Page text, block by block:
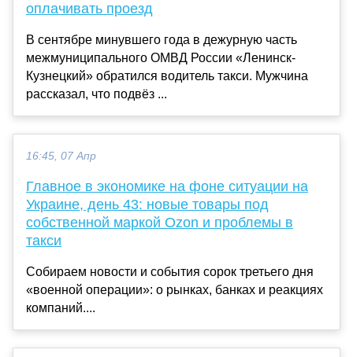
оплачивать проезд
В сентябре минувшего года в дежурную часть
межмуниципального ОМВД России «Ленинск-
Кузнецкий» обратился водитель такси. Мужчина
рассказал, что подвёз ...
16:45, 07 Апр
Главное в экономике на фоне ситуации на
Украине, день 43: новые товары под
собственной маркой Ozon и проблемы в
такси
Собираем новости и события сорок третьего дня
«военной операции»: о рынках, банках и реакциях
компаний....